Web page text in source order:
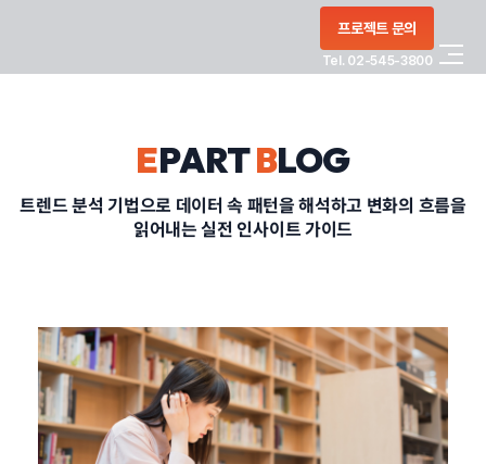
프로젝트 문의
Tel. 02-545-3800
PORTFOLIO
CONTACT
정부지원사업
EPARTBLOG
트렌드 분석 기법으로 데이터 속 패턴을 해석하고 변화의 흐름을
읽어내는 실전 인사이트 가이드